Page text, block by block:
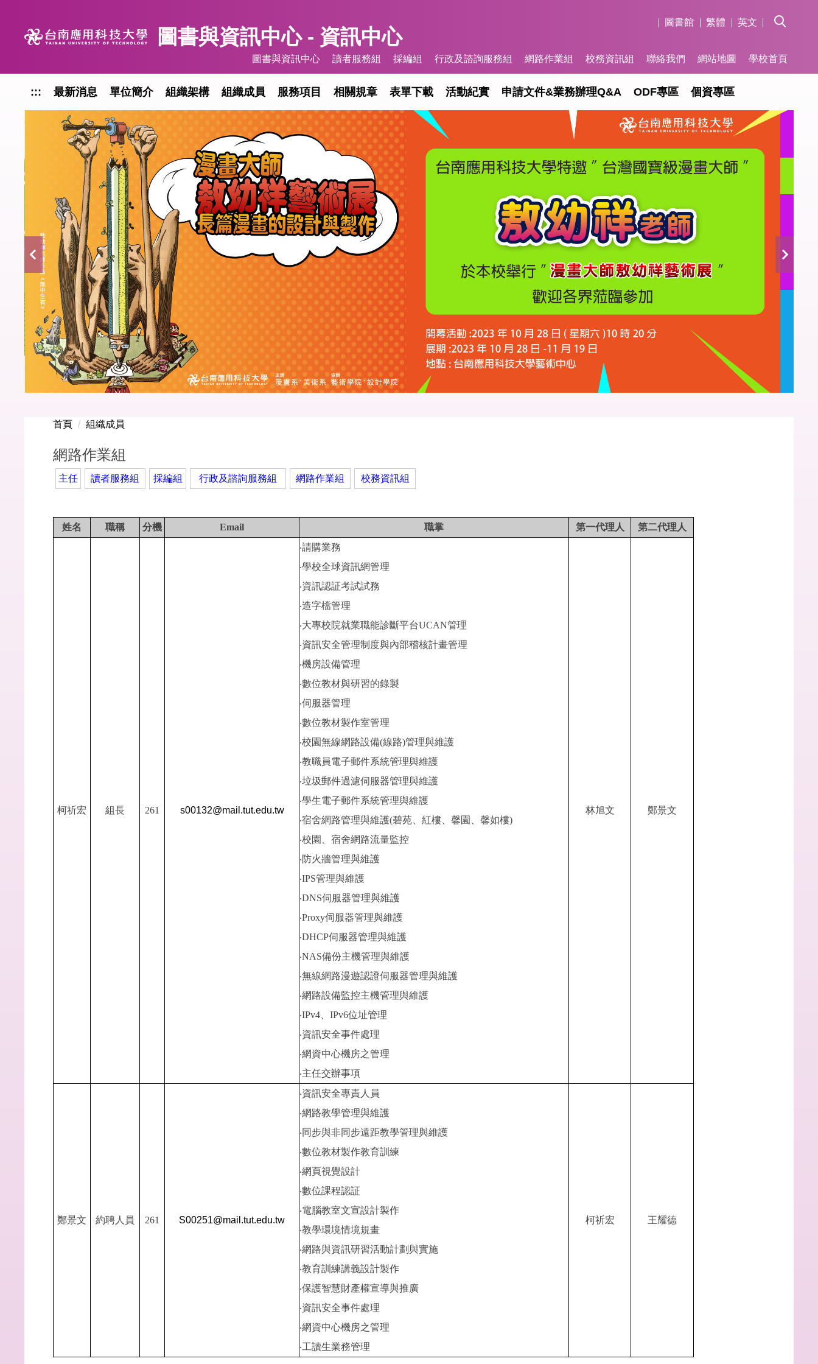
圖書與資訊中心 - 資訊中心
圖書館 繁體 英文
::: 最新消息 單位簡介 組織架構 組織成員 服務項目 相關規章 表單下載 活動紀實 申請文件&業務辦理Q&A ODF專區 個資專區
圖書與資訊中心 讀者服務組 採編組 行政及諮詢服務組 網路作業組 校務資訊組 聯絡我們 網站地圖 學校首頁
首頁 組織成員
網路作業組
主任 讀者服務組 採編組 行政及諮詢服務組 網路作業組 校務資訊組
姓名 職稱 分機 Email 職掌 第一代理人 第二代理人
柯祈宏 組長 261 s00132@mail.tut.edu.tw
‧請購業務
‧學校全球資訊網管理
‧資訊認証考試試務
‧造字檔管理
‧大專校院就業職能診斷平台UCAN管理
‧資訊安全管理制度與內部稽核計畫管理
‧機房設備管理
‧數位教材與研習的錄製
‧伺服器管理
‧數位教材製作室管理
‧校園無線網路設備(線路)管理與維護
‧教職員電子郵件系統管理與維護
‧垃圾郵件過濾伺服器管理與維護
‧學生電子郵件系統管理與維護
‧宿舍網路管理與維護(碧苑、紅樓、馨園、馨如樓)
‧校園、宿舍網路流量監控
‧防火牆管理與維護
‧IPS管理與維護
‧DNS伺服器管理與維護
‧Proxy伺服器管理與維護
‧DHCP伺服器管理與維護
‧NAS備份主機管理與維護
‧無線網路漫遊認證伺服器管理與維護
‧網路設備監控主機管理與維護
‧IPv4、IPv6位址管理
‧資訊安全事件處理
‧網資中心機房之管理
‧主任交辦事項
林旭文 鄭景文
鄭景文 約聘人員 261 S00251@mail.tut.edu.tw
‧資訊安全專責人員
‧網路教學管理與維護
‧同步與非同步遠距教學管理與維護
‧數位教材製作教育訓練
‧網頁視覺設計
‧數位課程認証
‧電腦教室文宣設計製作
‧教學環境情境規畫
‧網路與資訊研習活動計劃與實施
‧教育訓練講義設計製作
‧保護智慧財產權宣導與推廣
‧資訊安全事件處理
‧網資中心機房之管理
‧工讀生業務管理
柯祈宏 王耀德